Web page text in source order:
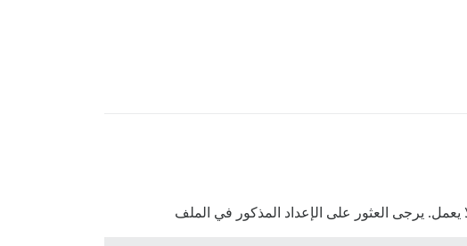
يعمل. يرجى العثور على الإعداد المذكور في الملف